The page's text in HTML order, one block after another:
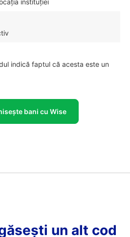
instituției
indică faptul că acesta este un
bani cu Wise
un alt cod